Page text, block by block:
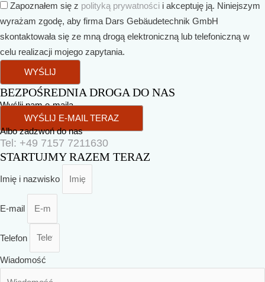
Zapoznałem się z polityką prywatności i akceptuję ją. Niniejszym
wyrażam zgodę, aby firma Dars Gebäudetechnik GmbH
skontaktowała się ze mną drogą elektroniczną lub telefoniczną w
celu realizacji mojego zapytania.
WYŚLIJ
BEZPOŚREDNIA DROGA DO NAS
Wyślij nam e-maila
WYŚLIJ E-MAIL TERAZ
Albo zadzwoń do nas
Tel: +49 7157 7211630
STARTUJMY RAZEM TERAZ
Imię i nazwisko
E-mail
Telefon
Wiadomość